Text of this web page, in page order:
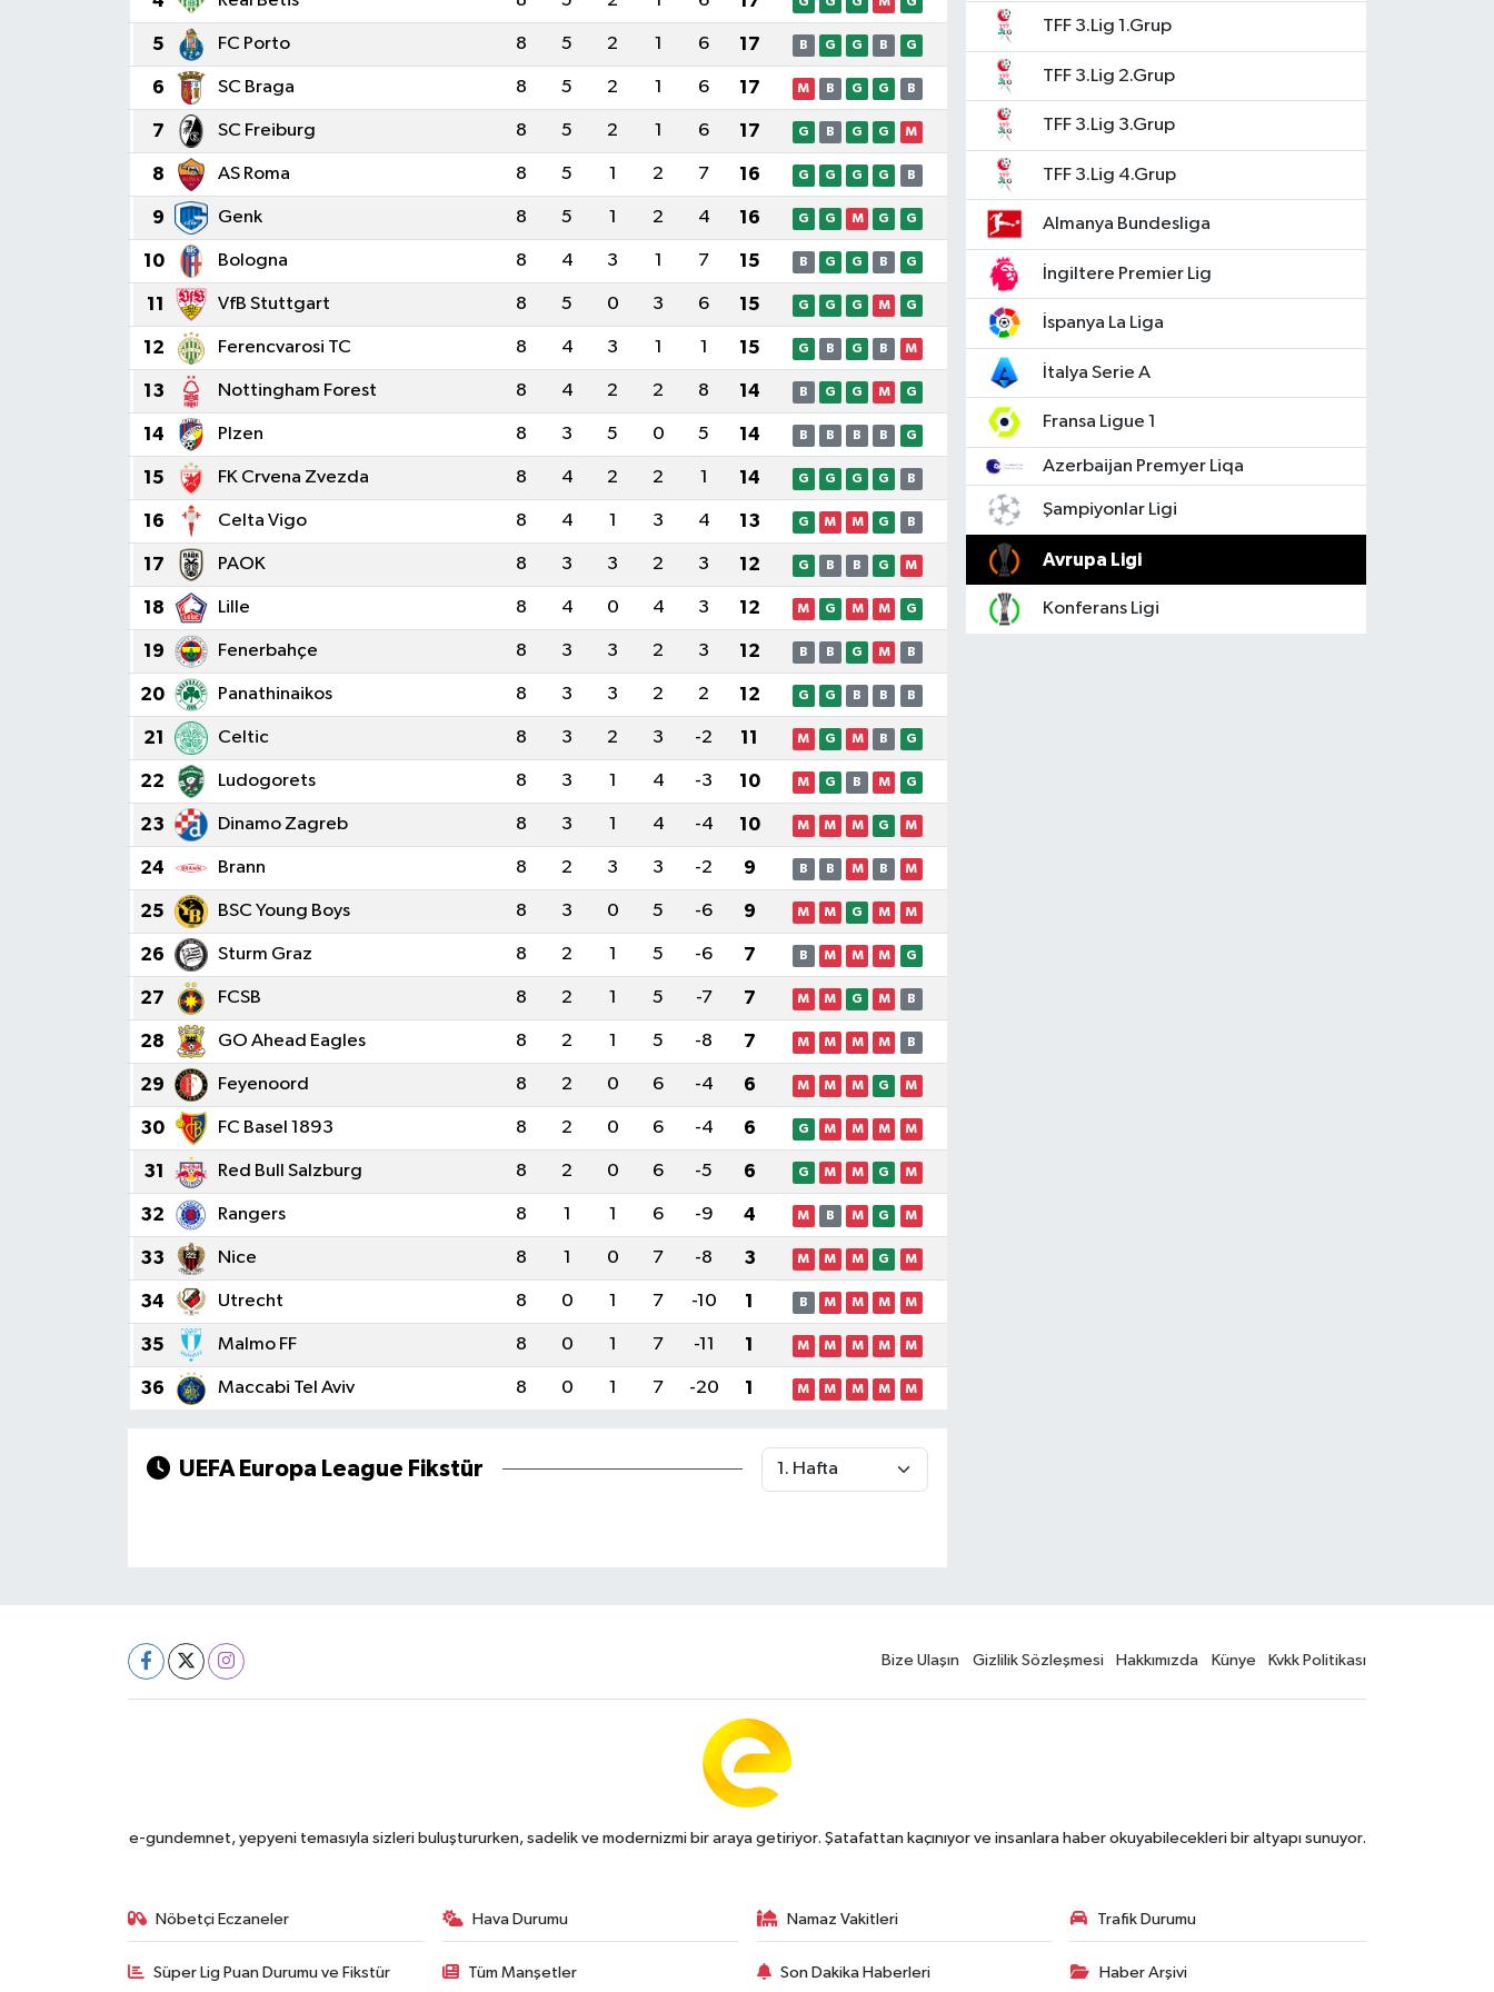
5 FC Porto 8 5 2 1 6 17 B G G B G
6 SC Braga 8 5 2 1 6 17 M B G G B
7 SC Freiburg 8 5 2 1 6 17 G B G G M
8 AS Roma 8 5 1 2 7 16 G G G G B
9 Genk 8 5 1 2 4 16 G G M G G
10 Bologna 8 4 3 1 7 15 B G G B G
11 VfB Stuttgart 8 5 0 3 6 15 G G G M G
12 Ferencvarosi TC 8 4 3 1 1 15 G B G B M
13 Nottingham Forest 8 4 2 2 8 14 B G G M G
14 Plzen 8 3 5 0 5 14 B B B B G
15 FK Crvena Zvezda 8 4 2 2 1 14 G G G G B
16 Celta Vigo 8 4 1 3 4 13 G M M G B
17 PAOK 8 3 3 2 3 12 G B B G M
18 Lille 8 4 0 4 3 12 M G M M G
19 Fenerbahçe 8 3 3 2 3 12 B B G M B
20 Panathinaikos 8 3 3 2 2 12 G G B B B
21 Celtic 8 3 2 3 -2 11 M G M B G
22 Ludogorets 8 3 1 4 -3 10 M G B M G
23 Dinamo Zagreb 8 3 1 4 -4 10 M M M G M
24 Brann 8 2 3 3 -2 9 B B M B M
25 BSC Young Boys 8 3 0 5 -6 9 M M G M M
26 Sturm Graz 8 2 1 5 -6 7 B M M M G
27 FCSB 8 2 1 5 -7 7 M M G M B
28 GO Ahead Eagles 8 2 1 5 -8 7 M M M M B
29 Feyenoord 8 2 0 6 -4 6 M M M G M
30 FC Basel 1893 8 2 0 6 -4 6 G M M M M
31 Red Bull Salzburg 8 2 0 6 -5 6 G M M G M
32 Rangers 8 1 1 6 -9 4 M B M G M
33 Nice 8 1 0 7 -8 3 M M M G M
34 Utrecht 8 0 1 7 -10 1 B M M M M
35 Malmo FF 8 0 1 7 -11 1 M M M M M
36 Maccabi Tel Aviv 8 0 1 7 -20 1 M M M M M
UEFA Europa League Fikstür
TFF 3.Lig 1.Grup
TFF 3.Lig 2.Grup
TFF 3.Lig 3.Grup
TFF 3.Lig 4.Grup
Almanya Bundesliga
İngiltere Premier Lig
İspanya La Liga
İtalya Serie A
Fransa Ligue 1
Azerbaijan Premyer Liqa
Şampiyonlar Ligi
Avrupa Ligi
Konferans Ligi
Bize Ulaşın Gizlilik Sözleşmesi Hakkımızda Künye Kvkk Politikası
e-gundemnet, yepyeni temasıyla sizleri buluştururken, sadelik ve modernizmi bir araya getiriyor. Şatafattan kaçınıyor ve insanlara haber okuyabilecekleri bir altyapı sunuyor.
Nöbetçi Eczaneler Hava Durumu Namaz Vakitleri Trafik Durumu
Süper Lig Puan Durumu ve Fikstür Tüm Manşetler Son Dakika Haberleri Haber Arşivi